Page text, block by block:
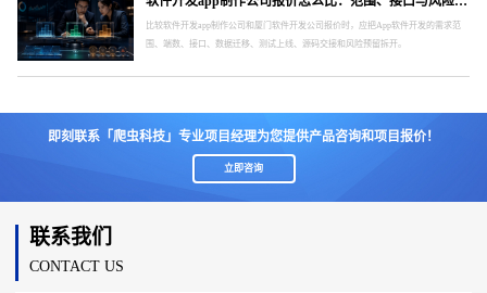
比较软件开发app制作公司和厦门软件开发公司报价时，应把App软件开发的需求范
围、端数、接口、数据迁移、测试上线、源码交接和风险预留拆开。
即刻联系「爬虫科技」专业项目经理为您提供产品咨询和项目报价！
立即咨询
联系我们
CONTACT US